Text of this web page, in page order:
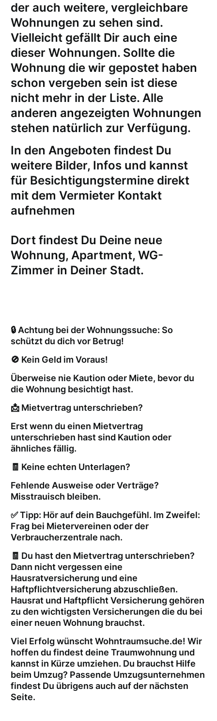
der auch weitere, vergleichbare
Wohnungen zu sehen sind.
Vielleicht gefällt Dir auch eine
dieser Wohnungen. Sollte die
Wohnung die wir gepostet haben
schon vergeben sein ist diese
nicht mehr in der Liste. Alle
anderen angezeigten Wohnungen
stehen natürlich zur Verfügung.
In den Angeboten findest Du
weitere Bilder, Infos und kannst
für Besichtigungstermine direkt
mit dem Vermieter Kontakt
aufnehmen
Dort findest Du Deine neue
Wohnung, Apartment, WG-
Zimmer in Deiner Stadt.
🔒 Achtung bei der Wohnungssuche: So
schützt du dich vor Betrug!
🚫 Kein Geld im Voraus!
Überweise nie Kaution oder Miete, bevor du
die Wohnung besichtigt hast.
📩 Mietvertrag unterschrieben?
Erst wenn du einen Mietvertrag
unterschrieben hast sind Kaution oder
ähnliches fällig.
🧾 Keine echten Unterlagen?
Fehlende Ausweise oder Verträge?
Misstrauisch bleiben.
✅ Tipp: Hör auf dein Bauchgefühl. Im Zweifel:
Frag bei Mietervereinen oder der
Verbraucherzentrale nach.
🧾 Du hast den Mietvertrag unterschrieben?
Dann nicht vergessen eine
Hausratversicherung und eine
Haftpflichtversicherung abzuschließen.
Hausrat und Haftpflicht Versicherung gehören
zu den wichtigsten Versicherungen die du bei
einer neuen Wohnung brauchst.
Viel Erfolg wünscht Wohntraumsuche.de! Wir
hoffen du findest deine Traumwohnung und
kannst in Kürze umziehen. Du brauchst Hilfe
beim Umzug? Passende Umzugsunternehmen
findest Du übrigens auch auf der nächsten
Seite.